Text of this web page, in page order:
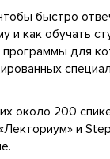
быстро
как обучать
программы для
около 200
и